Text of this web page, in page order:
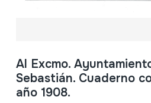
Al Excmo.
Sebastián. Cuaderno
año 1908.